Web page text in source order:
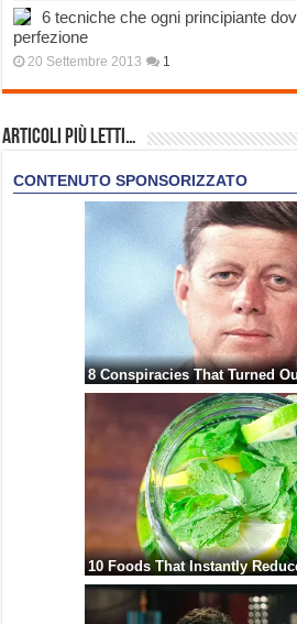
6 tecniche che ogni principiante
perfezione
20 Settembre 2013 1
Articoli più Letti…